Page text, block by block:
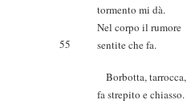
tormento mi dà.
Nel corpo il rumore
55
sentite che fa.
Borbotta, tarrocca,
fa strepito e chiasso.